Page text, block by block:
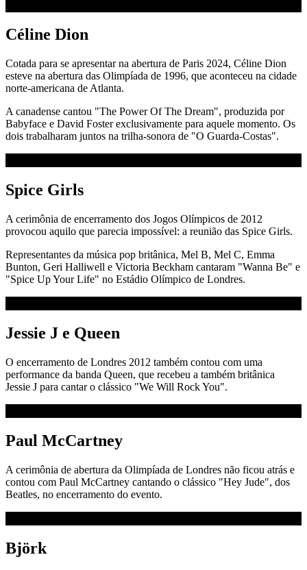
Céline Dion
Cotada para se apresentar na abertura de Paris 2024, Céline Dion
esteve na abertura das Olimpíada de 1996, que aconteceu na cidade
norte-americana de Atlanta.
A canadense cantou "The Power Of The Dream", produzida por
Babyface e David Foster exclusivamente para aquele momento. Os
dois trabalharam juntos na trilha-sonora de "O Guarda-Costas".
Spice Girls
A cerimônia de encerramento dos Jogos Olímpicos de 2012
provocou aquilo que parecia impossível: a reunião das Spice Girls.
Representantes da música pop britânica, Mel B, Mel C, Emma
Bunton, Geri Halliwell e Victoria Beckham cantaram "Wanna Be" e
"Spice Up Your Life" no Estádio Olímpico de Londres.
Jessie J e Queen
O encerramento de Londres 2012 também contou com uma
performance da banda Queen, que recebeu a também britânica
Jessie J para cantar o clássico "We Will Rock You".
Paul McCartney
A cerimônia de abertura da Olimpíada de Londres não ficou atrás e
contou com Paul McCartney cantando o clássico "Hey Jude", dos
Beatles, no encerramento do evento.
Björk